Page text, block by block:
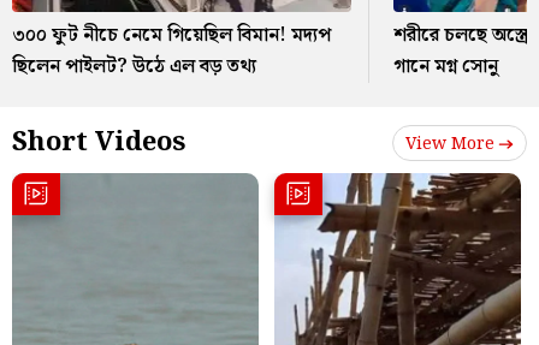
৩০০ ফুট নীচে নেমে গিয়েছিল বিমান! মদ্যপ
ছিলেন পাইলট? উঠে এল বড় তথ্য
শরীরে চলছে
গানে মগ্ন সোনু
Short Videos View More